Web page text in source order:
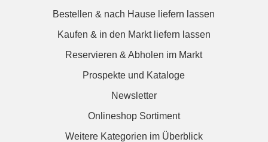
Bestellen & nach Hause liefern lassen
Kaufen & in den Markt liefern lassen
Reservieren & Abholen im Markt
Prospekte und Kataloge
Newsletter
Onlineshop Sortiment
Weitere Kategorien im Überblick